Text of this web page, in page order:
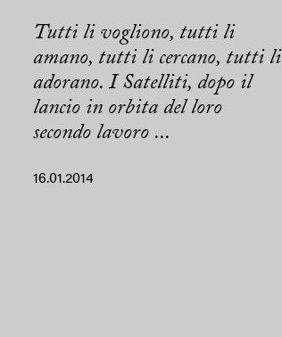
Tutti li vogliono, tutti li
amano, tutti li cercano, tutti li
adorano. I Satelliti, dopo il
lancio in orbita del loro
secondo lavoro ...
16.01.2014